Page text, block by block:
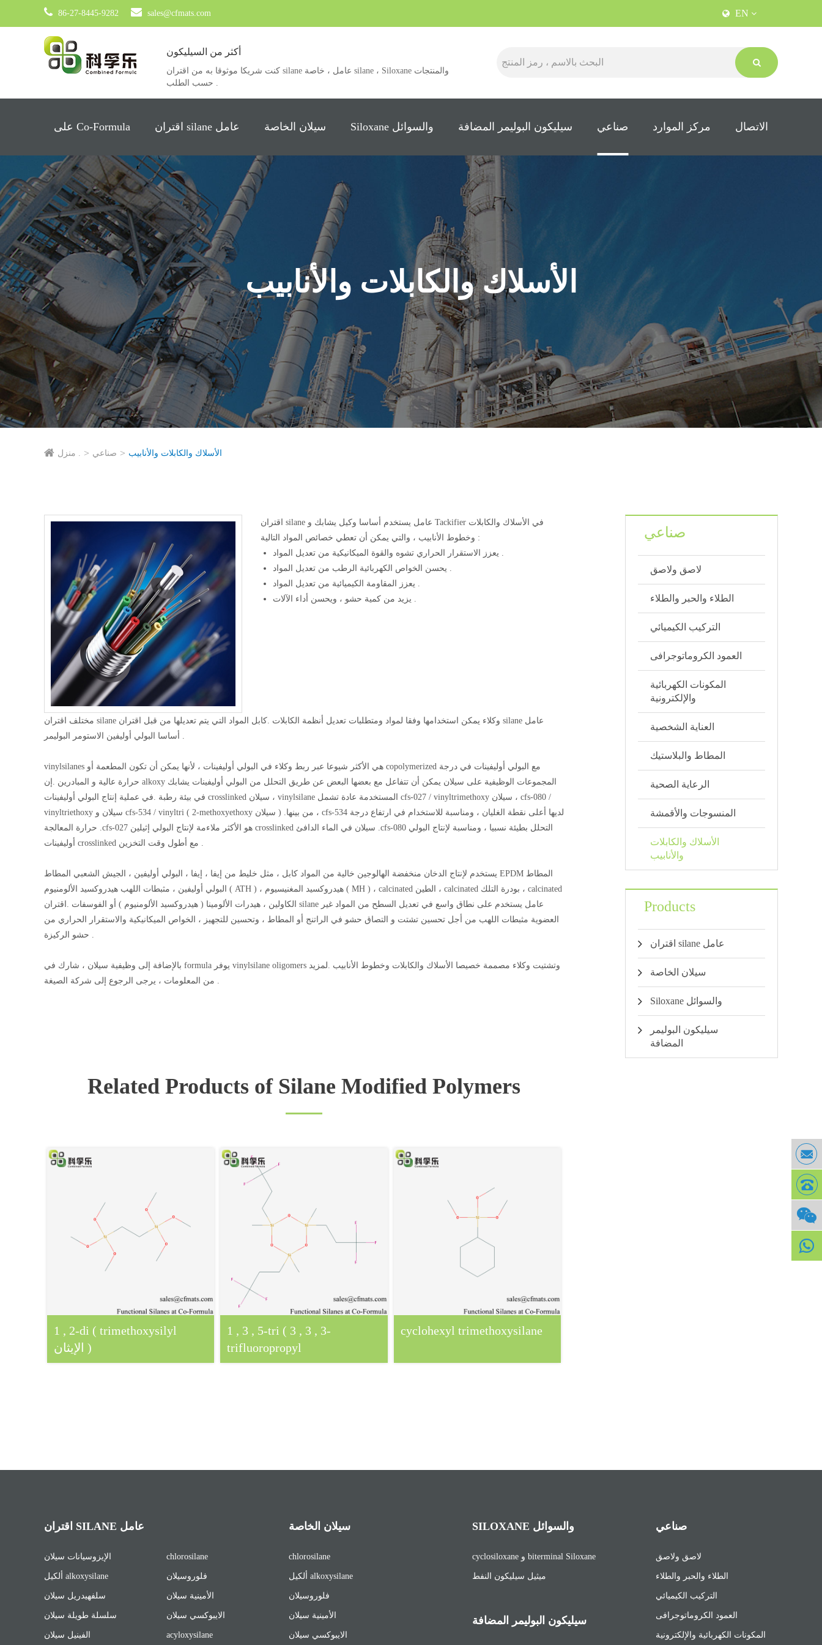
86-27-8445-9282 sales@cfmats.com EN
أكثر من السيليكون
كنت شريكا موثوقا به من اقتران silane عامل ، خاصة silane ، Siloxane والمنتجات
حسب الطلب .
على Co-Formula اقتران silane عامل سيلان الخاصة Siloxane والسوائل سيليكون البوليمر المضافة صناعي مركز الموارد الاتصال
الأسلاك والكابلات والأنابيب
صناعي الأسلاك والكابلات والأنابيب
اقتران silane عامل يستخدم أساسا وكيل يشابك و Tackifier في الأسلاك والكابلات
وخطوط الأنابيب ، والتي يمكن أن تعطي خصائص المواد التالية :
مختلف اقتران silane وكلاء يمكن استخدامها وفقا لمواد ومتطلبات تعديل أنظمة الكابلات .كابل المواد التي يتم تعديلها من قبل اقتران silane عامل
vinylsilanes هي الأكثر شيوعا عبر ربط وكلاء في البولي أوليفينات ، لأنها يمكن أن تكون المطعمة أو copolymerized مع البولي أوليفينات في درجة
حرارة عالية و المبادرين .إن alkoxy المجموعات الوظيفية على سيلان يمكن أن تتفاعل مع بعضها البعض عن طريق التحلل من البولي أوليفينات يشابك
في بيئة رطبة .في عملية إنتاج البولي أوليفينات crosslinked سيلان ، vinylsilane المستخدمة عادة تشمل cfs-027 / vinyltrimethoxy سيلان ، cfs-080 /
vinyltriethoxy سيلان و cfs-534 / vinyltri ( 2-methoxyethoxy سيلان ) .من بينها ، cfs-534 لديها أعلى نقطة الغليان ، ومناسبة للاستخدام في ارتفاع درجة
حرارة المعالجة .cfs-027 هو الأكثر ملاءمة لإنتاج البولي إثيلين crosslinked سيلان في الماء الدافئ .cfs-080 التحلل بطيئة نسبيا ، ومناسبة لإنتاج البولي
يستخدم لإنتاج الدخان منخفضة الهالوجين خالية من المواد كابل ، مثل خليط من إيفا ، إيفا ، البولي أوليفين ، الجيش الشعبي المطاط EPDM المطاط
البولي أوليفين ، مثبطات اللهب هيدروكسيد الألومنيوم ( ATH ) ، هيدروكسيد المغنيسيوم ( MH ) ، calcinated الطين ، calcinated بودرة التلك ، calcinated
الكاولين ، هيدرات الألومينا ( هيدروكسيد الألومنيوم ) أو الفوسفات .اقتران silane عامل يستخدم على نطاق واسع في تعديل السطح من المواد غير
العضوية مثبطات اللهب من أجل تحسين تشتت و التصاق حشو في الراتنج أو المطاط ، وتحسين للتجهيز ، الخواص الميكانيكية والاستقرار الحراري من
بالإضافة إلى وظيفية سيلان ، شارك في formula يوفر vinylsilane oligomers وتشتيت وكلاء مصممة خصيصا الأسلاك والكابلات وخطوط الأنابيب .لمزيد
Related Products of Silane Modified Polymers
1 , 2-di ( trimethoxysilyl
الإيثان )
1 , 3 , 5-tri ( 3 , 3 , 3-
trifluoropropyl
methylcyclotrisiloxane )
cyclohexyl trimethoxysilane
صناعي
لاصق ولاصق
الطلاء والحبر والطلاء
التركيب الكيميائي
العمود الكروماتوجرافى
المكونات الكهربائية
والإلكترونية
العناية الشخصية
المطاط والبلاستيك
الرعاية الصحية
المنسوجات والأقمشة
الأسلاك والكابلات
والأنابيب
Products
اقتران silane عامل
سيلان الخاصة
Siloxane والسوائل
سيليكون البوليمر
المضافة
اقتران SILANE عامل
الإيزوسيانات سيلان chlorosilane
ألكيل alkoxysilane فلوروسيلان
سلفهيدريل سيلان الأمينية سيلان
سلسلة طويلة سيلان الايبوكسي سيلان
الفينيل سيلان acyloxysilane
سيلان الخاصة
chlorosilane
ألكيل alkoxysilane
فلوروسيلان
الأمينية سيلان
الايبوكسي سيلان
SILOXANE والسوائل
cyclosiloxane و biterminal Siloxane
ميثيل سيليكون النفط
سيليكون البوليمر المضافة
صناعي
لاصق ولاصق
الطلاء والحبر والطلاء
التركيب الكيميائي
العمود الكروماتوجرافى
المكونات الكهربائية والإلكترونية